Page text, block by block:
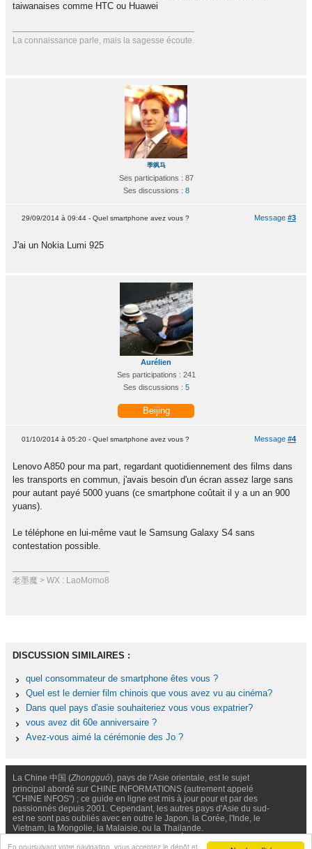
En poursuivant votre navigation, vous acceptez le dépôt et
taiwanaises comme HTC ou Huawei
La connaissance parle, mais la sagesse écoute.
季飒马
Ses participations : 87
Ses discussions : 8
Message #3
29/09/2014 à 09:44 - Quel smartphone avez vous ?
J'ai un Nokia Lumi 925
Aurélien
Ses participations : 241
Ses discussions : 5
Beijing
Message #4
01/10/2014 à 05:20 - Quel smartphone avez vous ?
Lenovo A850 pour ma part, regardant quotidiennement des films dans
les transports en commun, j'avais besoin d'un écran assez large sans
pour autant payé 5000 yuans (ce smartphone coûtait il y a un an 900
yuans).
Le téléphone en lui-même vaut le Samsung Galaxy S4 sans
contestation possible.
老墨魔 > WX : LaoMomo8
DISCUSSION SIMILAIRES :
quel consommateur de smartphone êtes vous ?
Quel est le dernier film chinois que vous avez vu au cinéma?
Dans quel pays d'asie souhaiteriez vous vous expatrier?
vous avez dit 60e anniversaire ?
Avez-vous aimé la cérémonie des Jo ?
La Chine 中国 (Zhongguó), pays de l'Asie orientale, est le sujet
principal abordé sur CHINE INFORMATIONS (autrement appelé
"CHINE INFOS") ; ce guide en ligne est mis à jour pour et par des
passionnés depuis 2001. Cependant, les autres pays d'Asie du sud-
est ne sont pas oubliés avec en outre le Japon, la Corée, l'Inde, le
Vietnam, la Mongolie, la Malaisie, ou la Thailande.